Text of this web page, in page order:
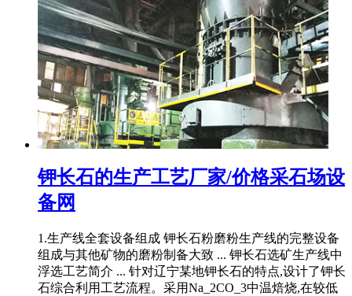
钾长石的生产工艺厂家/价格采石场设
备网
1.生产线全套设备组成 钾长石粉磨粉生产线的完整设备
组成与其他矿物的磨粉制备大致 ... 钾长石选矿生产线中
浮选工艺简介 ... 针对辽宁某地钾长石的特点,设计了钾长
石综合利用工艺流程。采用Na_2CO_3中温焙烧,在较低